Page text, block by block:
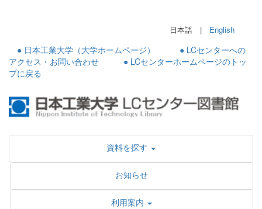
日本語 | English
● 日本工業大学（大学ホームページ）
● LCセンターへの
アクセス・お問い合わせ
● LCセンターホームページのトッ
プに戻る
資料を探す
お知らせ
利用案内